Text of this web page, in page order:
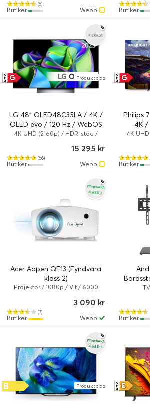
(6)
Webb
Butiker Butiker
K.SKADA
LG 48" OLED48C35LA / 4K /
OLED evo / 120 Hz / WebOS
(Kartongskada)
4K UHD (2160p) / HDR-stöd /
G
A
↑
G Produktblad
(66)
15 295 kr
Webb
Butiker
Philips
4K /
4K
G
A
↑
G
Butiker
FYNDVARA
KLASS 2
Acer Aopen QF13 (Fyndvara
klass 2)
Projektor / 1080p / Vit / 6000
(7)
3 090 kr
Webb
Butiker Butiker
FYNDVARA
KLASS 1
B Produktblad E
A
↑
G